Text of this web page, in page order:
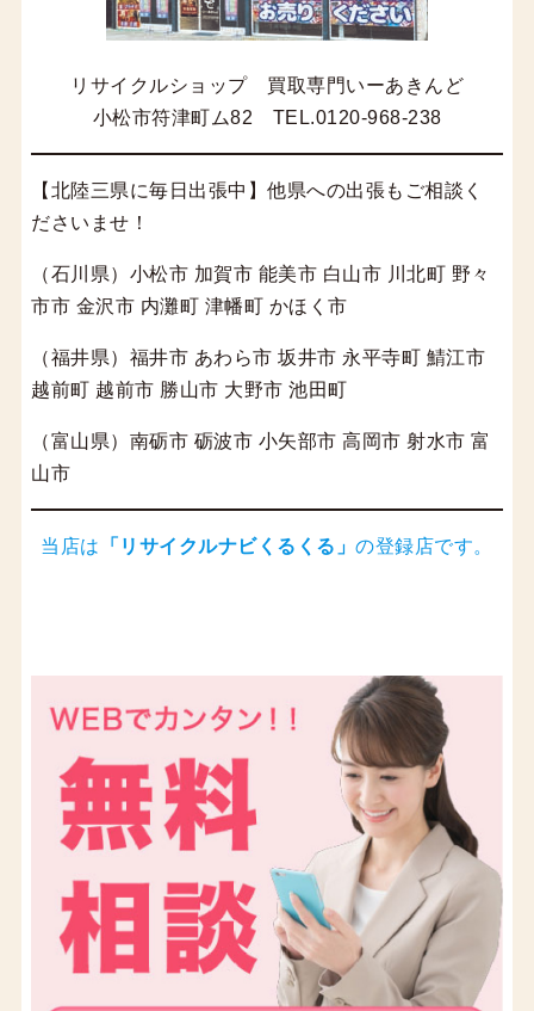
リサイクルショップ 買取専門いーあきんど
小松市符津町ム82 TEL.0120-968-238
【北陸三県に毎日出張中】他県への出張もご相談く
ださいませ！
（石川県）小松市 加賀市 能美市 白山市 川北町 野々
市市 金沢市 内灘町 津幡町 かほく市
（福井県）福井市 あわら市 坂井市 永平寺町 鯖江市
越前町 越前市 勝山市 大野市 池田町
（富山県）南砺市 砺波市 小矢部市 高岡市 射水市 富
山市
当店は 「 リサイクルナビくるくる 」の登録店です。